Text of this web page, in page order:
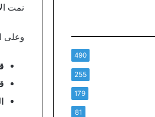
نمت
وعلى
490
255
179
81